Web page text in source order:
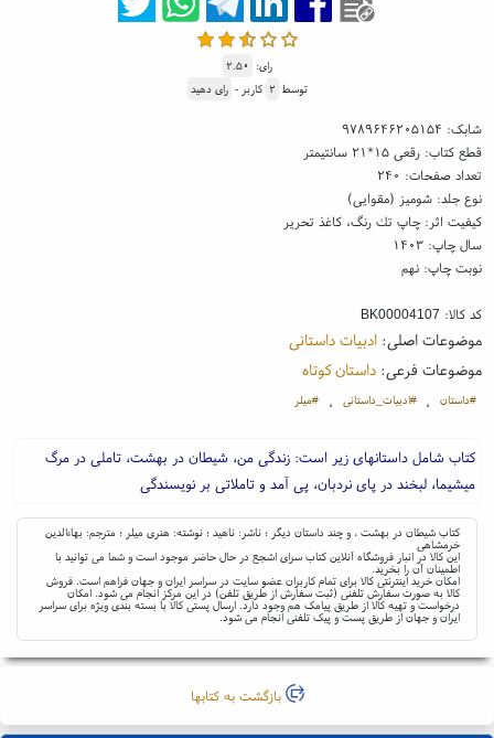
رای: ۲.۵۰
توسط ۲ کاربر - رای دهید
شابک: ۹۷۸۹۶۴۶۲۰۵۱۵۴
قطع کتاب: رقعی ۱۵*۲۱ سانتیمتر
تعداد صفحات: ۲۴۰
نوع جلد: شومیز (مقوایی)
کیفیت اثر: چاپ تك رنگ، کاغذ تحریر
سال چاپ: ۱۴۰۳
نوبت چاپ: نهم
کد کالا: BK00004107
موضوعات اصلی:ادبیات داستانی
موضوعات فرعی:داستان کوتاه
#داستان ، #ادبیات_داستانی ، #میلر
کتاب شامل داستانهای زیر است: زندگی من، شیطان در بهشت، تاملی در مرگ
میشیما، لبخند در پای نردبان، پی آمد و تاملاتی بر نویسندگی
کتاب شیطان در بهشت ، و چند داستان دیگر ؛ ناشر: ناهید ؛ نوشته: هنری میلر ؛ مترجم: بهاءالدین
خرمشاهی
این کالا در انبار فروشگاه آنلاین کتاب سرای اشجع در حال حاضر موجود است و شما می توانید با
اطمینان آن را بخرید.
امکان خرید اینترنتی کالا برای تمام کاربران عضو سایت در سراسر ایران و جهان فراهم است. فروش
کالا به صورت سفارش تلفنی (ثبت سفارش از طریق تلفن) در این مرکز انجام می شود. امکان
درخواست و تهیه کالا از طریق پیامک هم وجود دارد. ارسال پستی کالا با بسته بندی ویژه برای سراسر
ایران و جهان از طریق پست و پیک تلفنی انجام می شود.
بازگشت به کتابها